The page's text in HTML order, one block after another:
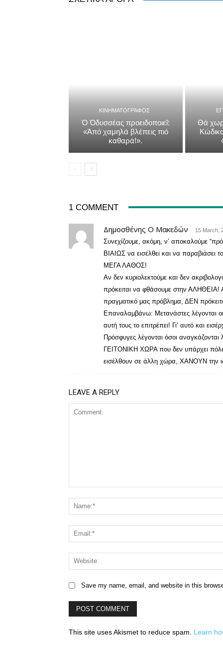
ΚΙΝΗΜΑΤΟΓΡΆΦΟΣ
Ὁ Ὀδυσσέας προειδοποιεῖ:
«Ἀπό χαμηλά βλέπεις πιό
καθαρά!».
Θά
1 COMMENT
Δημοσθένης Ο Μακεδών 15 March,
Συνεχίζουμε, ακόμη, ν’ αποκαλούμε
ΒΙΑΙΩΣ να εισέλθει και να παραβιάσει
ΜΕΓΑ ΛΑΘΟΣ!
Αν δεν κυριολεκτούμε και δεν
πρόκειται να φθάσουμε στην ΑΛΗΘΕΙΑ!
πραγματικό μας πρόβλημα, ΔΕΝ
Επαναλαμβάνω: Μετανάστες λέγονται
αυτή τους το επιτρέπει! Γι’ αυτό και
Πρόσφυγες λέγονται όσοι
ΓΕΙΤΟΝΙΚΗ ΧΩΡΑ που δεν υπάρχει
εισέλθουν σε άλλη χώρα, ΧΑΝΟΥΝ την
LEAVE A REPLY
Save my name, email, and website in this
This site uses Akismet to reduce spam. Learn